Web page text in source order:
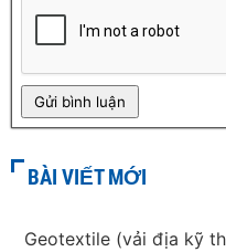
BÀI VIẾT MỚI
Geotextile (vải địa kỹ